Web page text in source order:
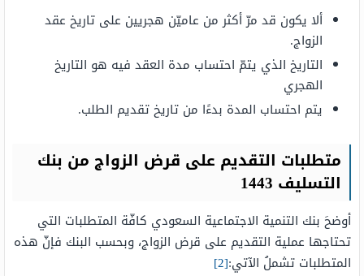
ألا يكون قد مرّ أكثر من عاميّن هجريين على تاريخ عقد
الزواج.
التاريخ الذي يتمّ احتساب مدة العقد فيه هو التاريخ
الهجري
يتم احتساب المدة بدءًا من تاريخ تقديم الطلب.
متطلبات التقديم على قرض الزواج من بنك
التسليف 1443
أوضحَ بنك التنمية الاجتماعية السعودي كافّة المتطلبات التي
تحتاجها عملية التقديم على قرض الزواج، وبحسب البنك فإنّ هذه
المتطلبات تشملُ الآتي:[2]